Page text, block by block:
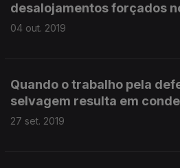
desalojamentos forçados
04 out. 2019
Quando o trabalho pela
selvagem resulta em
27 set. 2019